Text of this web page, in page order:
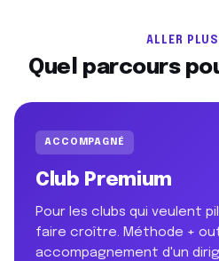
ALLER PLUS
Quel parcours
ACCOMPAGNÉ
Club Premium
Pour les clubs qui veulent
faire croître. Méthode +
accompagnement d'un